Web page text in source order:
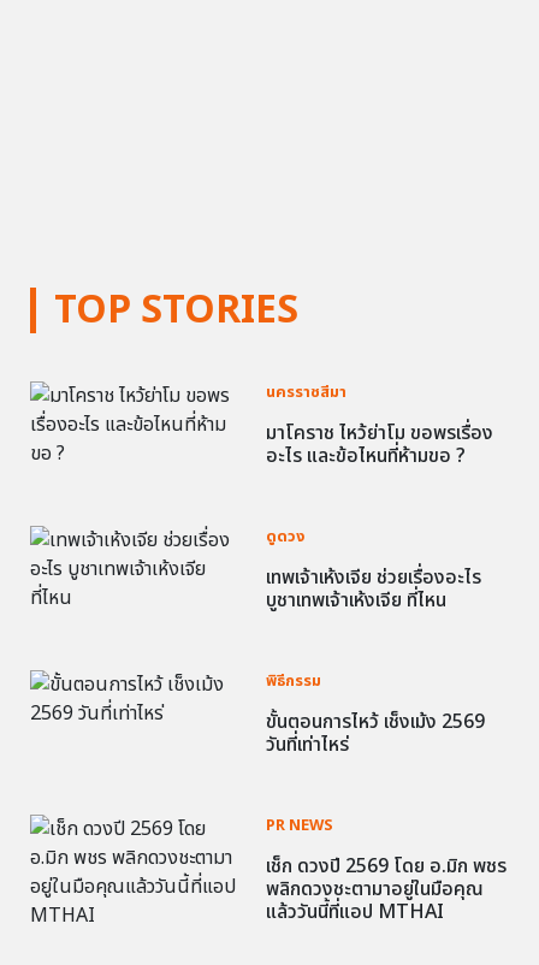
TOP STORIES
นครราชสีมา
มาโคราช ไหว้ย่าโม ขอพรเรื่อง
อะไร และข้อไหนที่ห้ามขอ ?
ดูดวง
เทพเจ้าเห้งเจีย ช่วยเรื่องอะไร
บูชาเทพเจ้าเห้งเจีย ที่ไหน
พิธีกรรม
ขั้นตอนการไหว้ เช็งเม้ง 2569
วันที่เท่าไหร่
PR NEWS
เช็ก ดวงปี 2569 โดย อ.มิก พชร
พลิกดวงชะตามาอยู่ในมือคุณ
แล้ววันนี้ที่แอป MTHAI